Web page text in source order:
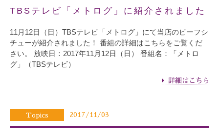
TBSテレビ「メトログ」に紹介されました
11月12日（日）TBSテレビ「メトログ」にて当店のビーフシ
チューが紹介されました！ 番組の詳細はこちらをご覧くだ
さい。 放映日：2017年11月12日（日） 番組名：「メトロ
グ」（TBSテレビ）
詳細はこちら
Topics 2017/11/03